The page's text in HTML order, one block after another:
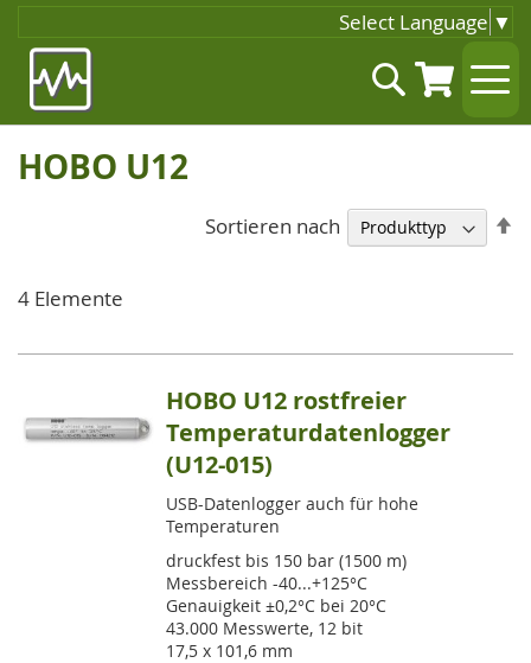
Select Language ▼
Inhalt
springen
Suche
HOBO U12
4 Elemente
Sortieren nach
HOBO U12 rostfreier
Temperaturdatenlogger
(U12-015)
USB-Datenlogger auch für hohe
Temperaturen
druckfest bis 150 bar (1500 m)
Messbereich -40...+125°C
Genauigkeit ±0,2°C bei 20°C
43.000 Messwerte, 12 bit
17,5 x 101,6 mm